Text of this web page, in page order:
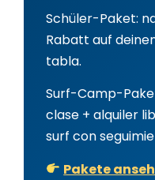
Schüler-Paket:
Rabatt auf
tabla.
Surf-Camp-
clase + alquiler
surf con
Pakete